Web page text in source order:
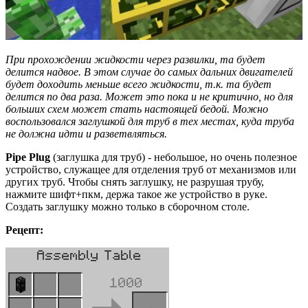
При прохождении жидкости через развилки, та будет
делится надвое. В этом случае до самых дальних двигателей
будет доходить меньше всего жидкости, т.к. та будет
делится по два раза. Может это пока и не критично, но для
больших схем может стать настоящей бедой. Можно
воспользовался заглушкой для труб в тех местах, куда труба
не должна идти и разветвляться.
Pipe Plug (заглушка для труб) - небольшое, но очень полезное
устройство, служащее для отделения труб от механизмов или
других труб. Чтобы снять заглушку, не разрушая трубу,
нажмите шифт+пкм, держа такое же устройство в руке.
Создать заглушку можно только в сборочном столе.
Рецепт: